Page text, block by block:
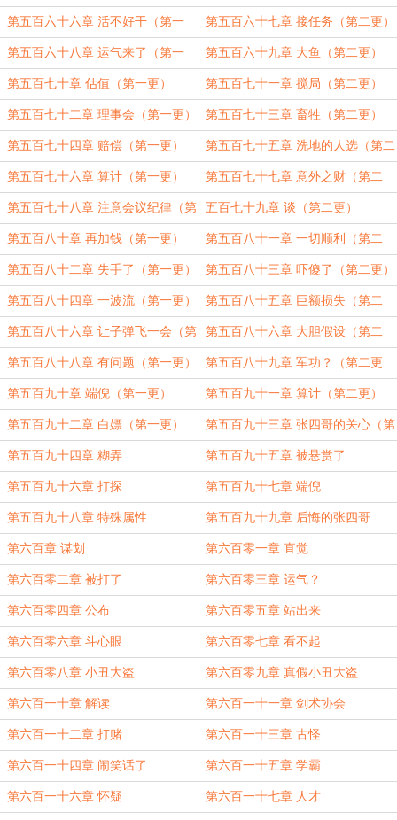
第五百六十六章 活不好干（第一
更）
第五百六十七章 接任务（第二更）
第五百六十八章 运气来了（第一
更）
第五百六十九章 大鱼（第二更）
第五百七十章 估值（第一更） 第五百七十一章 搅局（第二更）
第五百七十二章 理事会（第一更） 第五百七十三章 畜牲（第二更）
第五百七十四章 赔偿（第一更） 第五百七十五章 洗地的人选（第二
更）
第五百七十六章 算计（第一更） 第五百七十七章 意外之财（第二
更）
第五百七十八章 注意会议纪律（第
一更）
五百七十九章 谈（第二更）
第五百八十章 再加钱（第一更） 第五百八十一章 一切顺利（第二
更）
第五百八十二章 失手了（第一更） 第五百八十三章 吓傻了（第二更）
第五百八十四章 一波流（第一更） 第五百八十五章 巨额损失（第二
更，双倍这一章五千字）
第五百八十六章 让子弹飞一会（第
一更）
第五百八十六章 大胆假设（第二
更，五千字）
第五百八十八章 有问题（第一更） 第五百八十九章 军功？（第二更
5000+）
第五百九十章 端倪（第一更） 第五百九十一章 算计（第二更）
第五百九十二章 白嫖（第一更） 第五百九十三章 张四哥的关心（第
二更）
第五百九十四章 糊弄 第五百九十五章 被悬赏了
第五百九十六章 打探 第五百九十七章 端倪
第五百九十八章 特殊属性 第五百九十九章 后悔的张四哥
第六百章 谋划 第六百零一章 直觉
第六百零二章 被打了 第六百零三章 运气？
第六百零四章 公布 第六百零五章 站出来
第六百零六章 斗心眼 第六百零七章 看不起
第六百零八章 小丑大盗 第六百零九章 真假小丑大盗
第六百一十章 解读 第六百一十一章 剑术协会
第六百一十二章 打赌 第六百一十三章 古怪
第六百一十四章 闹笑话了 第六百一十五章 学霸
第六百一十六章 怀疑 第六百一十七章 人才